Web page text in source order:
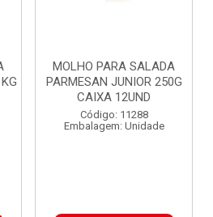
MOLHO PARA SALADA
PARMESAN JUNIOR 250G
CAIXA 12UND
Código: 11288
Embalagem: Unidade